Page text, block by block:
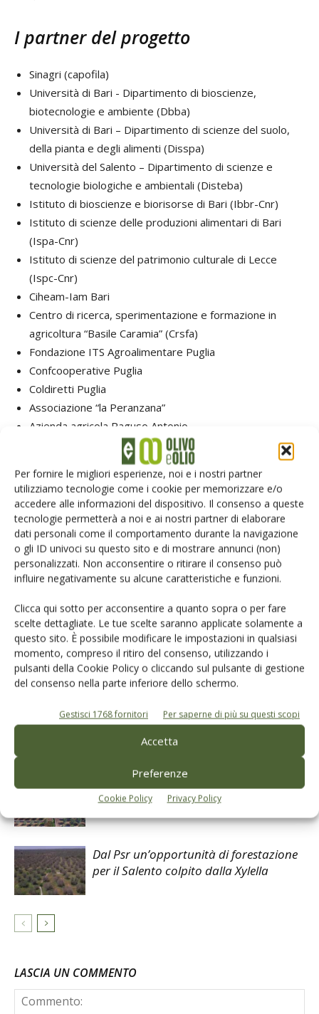
Per fornire le migliori esperienze, noi e i nostri partner
utilizziamo tecnologie come i cookie per memorizzare e/o
accedere alle informazioni del dispositivo. Il consenso a queste
tecnologie permetterà a noi e ai nostri partner di elaborare
dati personali come il comportamento durante la navigazione
o gli ID univoci su questo sito e di mostrare annunci (non)
personalizzati. Non acconsentire o ritirare il consenso può
influire negativamente su alcune caratteristiche e funzioni.
Clicca qui sotto per acconsentire a quanto sopra o per fare
scelte dettagliate. Le tue scelte saranno applicate solamente a
questo sito. È possibile modificare le impostazioni in qualsiasi
momento, compreso il ritiro del consenso, utilizzando i
pulsanti della Cookie Policy o cliccando sul pulsante di gestione
del consenso nella parte inferiore dello schermo.
Gestisci 1768 fornitori Per saperne di più su questi scopi
Accetta
Preferenze
Cookie Policy Privacy Policy
I partner del progetto
Sinagri (capofila)
Università di Bari - Dipartimento di bioscienze,
biotecnologie e ambiente (Dbba)
Università di Bari – Dipartimento di scienze del suolo,
della pianta e degli alimenti (Disspa)
Università del Salento – Dipartimento di scienze e
tecnologie biologiche e ambientali (Disteba)
Istituto di bioscienze e biorisorse di Bari (Ibbr-Cnr)
Istituto di scienze delle produzioni alimentari di Bari
(Ispa-Cnr)
Istituto di scienze del patrimonio culturale di Lecce
(Ispc-Cnr)
Ciheam-Iam Bari
Centro di ricerca, sperimentazione e formazione in
agricoltura “Basile Caramia” (Crsfa)
Fondazione ITS Agroalimentare Puglia
Confcooperative Puglia
Coldiretti Puglia
Associazione “la Peranzana”
Azienda agricola Raguso Antonio
Azienda agricola Rummo Raffaele
Azienda agricola Palmisano Donato
Azienda agricola Longo Donatella
TAG germoplasma olivicolo
Progetto ReGerOP
Psr Puglia 2014-2022
Facebook Twitter
Articoli correlati
Innovazione in olivicoltura e tutela
dell’olio extra vergine d’oliva
La riscoperta degli olivi secolari di Capri
Dal Psr un’opportunità di forestazione
per il Salento colpito dalla Xylella
LASCIA UN COMMENTO